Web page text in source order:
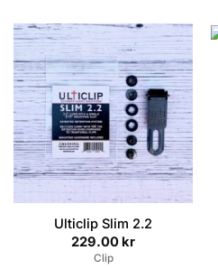
Ulticlip Slim 2.2
229.00 kr
Clip